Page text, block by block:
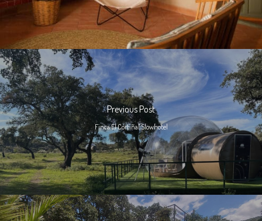
Previous Post
Finca El Cortiñal Slowhotel